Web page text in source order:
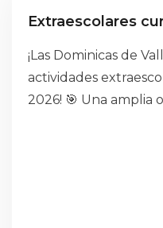
Escuela Infantil
Extraescolares
¡Las Dominicas de
actividades
2026! 🎯 Una amplia